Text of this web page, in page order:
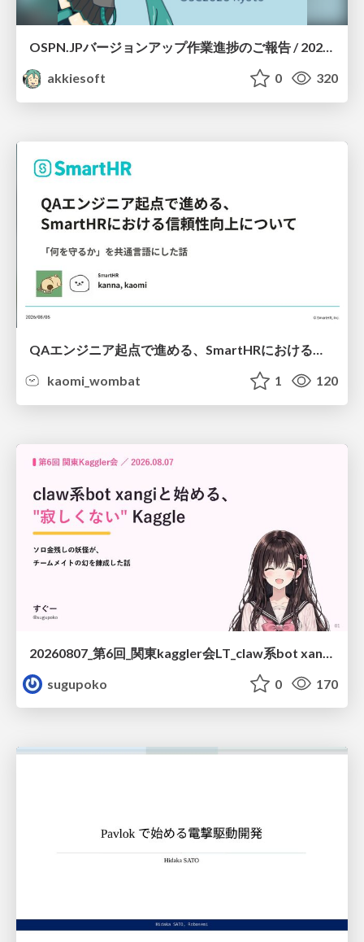
akkiesoft
0 320
QAエンジニア起点で進める、SmartHRにおける信頼性向上について
kaomi_wombat
1 120
sugupoko
0 170